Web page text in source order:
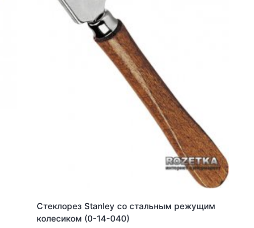
Стеклорез Stanley со стальным режущим
колесиком (0-14-040)